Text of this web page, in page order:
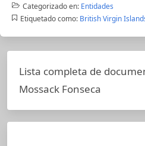
Categorizado en: Entidades
Etiquetado como: British Virgin
Lista completa de
Mossack Fonseca